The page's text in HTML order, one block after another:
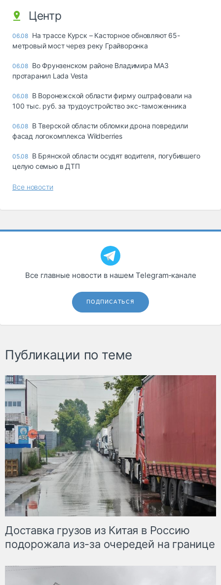
Центр
06.08 На трассе Курск – Касторное обновляют 65-
метровый мост через реку Грайворонка
06.08 Во Фрунзенском районе Владимира МАЗ
протаранил Lada Vesta
06.08 В Воронежской области фирму оштрафовали на
100 тыс. руб. за трудоустройство экс-таможенника
06.08 В Тверской области обломки дрона повредили
фасад логокомплекса Wildberries
05.08 В Брянской области осудят водителя, погубившего
целую семью в ДТП
Все новости
Все главные новости в нашем Telegram‑канале
ПОДПИСАТЬСЯ
Публикации по теме
Доставка грузов из Китая в Россию
подорожала из-за очередей на границе